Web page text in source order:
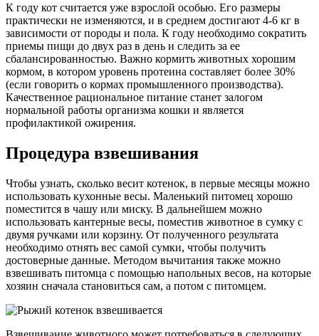
К году кот считается уже взрослой особью. Его размеры
практически не изменяются, и в среднем достигают 4-6 кг в
зависимости от породы и пола. К году необходимо сократить
приемы пищи до двух раз в день и следить за ее
сбалансированностью. Важно кормить животных хорошим
кормом, в котором уровень протеина составляет более 30%
(если говорить о кормах промышленного производства).
Качественное рациональное питание станет залогом
нормальной работы организма кошки и является
профилактикой ожирения.
Процедура взвешивания
Чтобы узнать, сколько весит котенок, в первые месяцы можно
использовать кухонные весы. Маленький питомец хорошо
поместится в чашу или миску. В дальнейшем можно
использовать кантерные весы, поместив животное в сумку с
двумя ручками или корзину. От полученного результата
необходимо отнять вес самой сумки, чтобы получить
достоверные данные. Методом вычитания также можно
взвешивать питомца с помощью напольных весов, на которые
хозяин сначала становиться сам, а потом с питомцем.